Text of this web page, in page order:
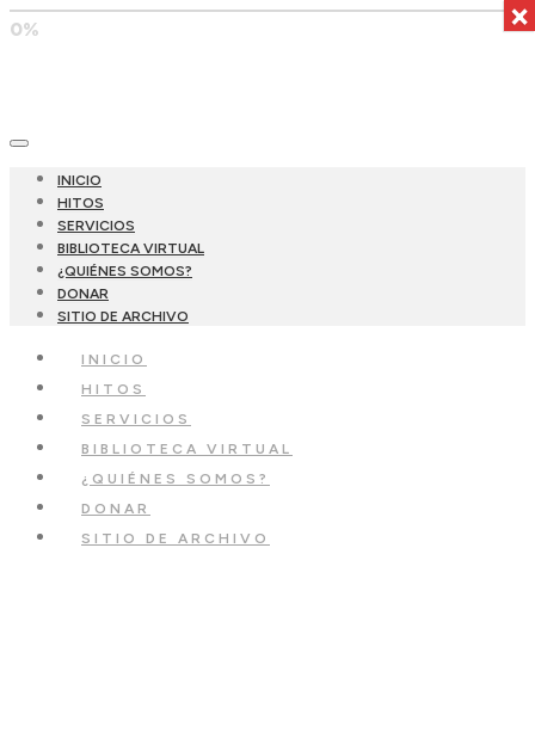
0%
INICIO
HITOS
SERVICIOS
BIBLIOTECA VIRTUAL
¿QUIÉNES SOMOS?
DONAR
SITIO DE ARCHIVO
INICIO
HITOS
SERVICIOS
BIBLIOTECA VIRTUAL
¿QUIÉNES SOMOS?
DONAR
SITIO DE ARCHIVO
×